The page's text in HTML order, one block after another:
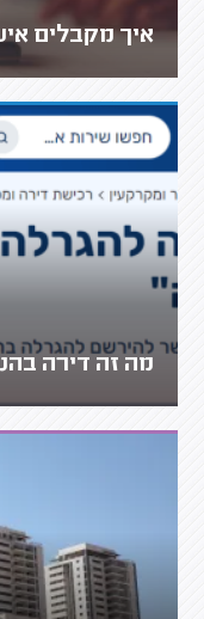
איך מקבלים
מה זה דירה